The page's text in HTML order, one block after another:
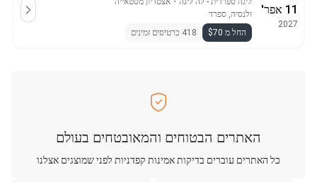
11 אפר'
2027
ולנסיה, ספרד
החל מ $70
418 כרטיסים זמינים
האתרים הבטוחים והמאובטחים בעולם
כל האתרים עוברים בדיקות אמינות קפדניות לפני שמוצגים אצלנו